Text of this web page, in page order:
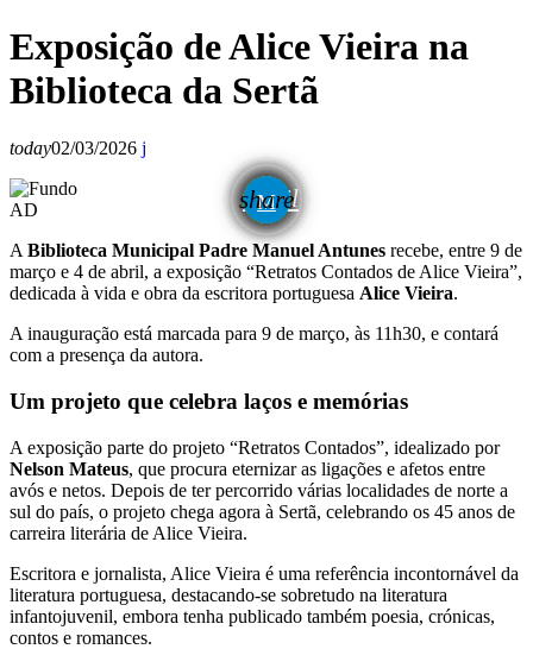
Exposição de Alice Vieira na
Biblioteca da Sertã
today02/03/2026
share
email
AD
A Biblioteca Municipal Padre Manuel Antunes recebe, entre 9 de
março e 4 de abril, a exposição “Retratos Contados de Alice Vieira”,
dedicada à vida e obra da escritora portuguesa Alice Vieira.
A inauguração está marcada para 9 de março, às 11h30, e contará
com a presença da autora.
Um projeto que celebra laços e memórias
A exposição parte do projeto “Retratos Contados”, idealizado por
Nelson Mateus, que procura eternizar as ligações e afetos entre
avós e netos. Depois de ter percorrido várias localidades de norte a
sul do país, o projeto chega agora à Sertã, celebrando os 45 anos de
carreira literária de Alice Vieira.
Escritora e jornalista, Alice Vieira é uma referência incontornável da
literatura portuguesa, destacando-se sobretudo na literatura
infantojuvenil, embora tenha publicado também poesia, crónicas,
contos e romances.